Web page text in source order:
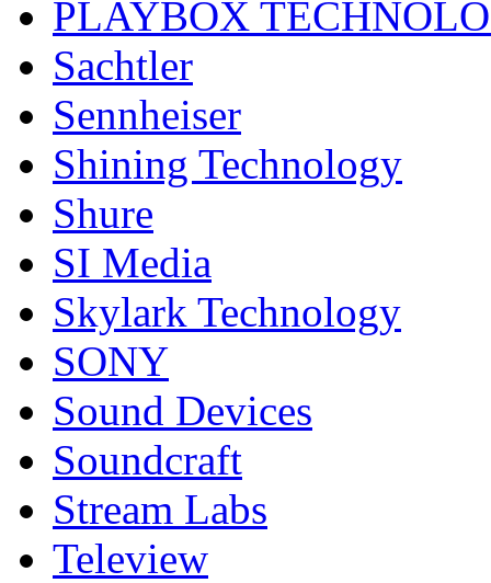
PLAYBOX
Sachtler
Sennheiser
Shining Technology
Shure
SI Media
Skylark Technology
SONY
Sound Devices
Soundcraft
Stream Labs
Teleview